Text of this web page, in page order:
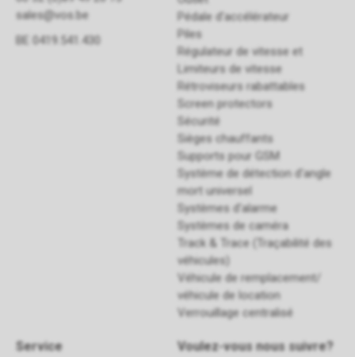
sales@vos.be
BE 0419.541.430
Pédale d'accélérateur
Piles
Régulateur de vitesse et
Limiteurs de vitesse
Rétroviseurs rabattables
Screen protectors
Sécurité
Sièges chauffants
Supports pour GSM
Système de détection d'angle
mort universel
Systèmes d'alarme
Systèmes de caméra
Track & Trace (Traçabilité des
véhicules)
Véhicule de remplacement/
véhicule de location
Verrouillage centralisé
Service Voulez-vous nous suivre?